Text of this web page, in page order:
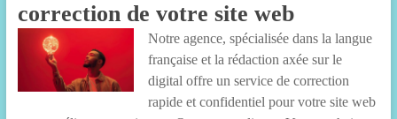
correction de votre site web
Notre agence, spécialisée dans la langue
française et la rédaction axée sur le
digital offre un service de correction
rapide et confidentiel pour votre site web